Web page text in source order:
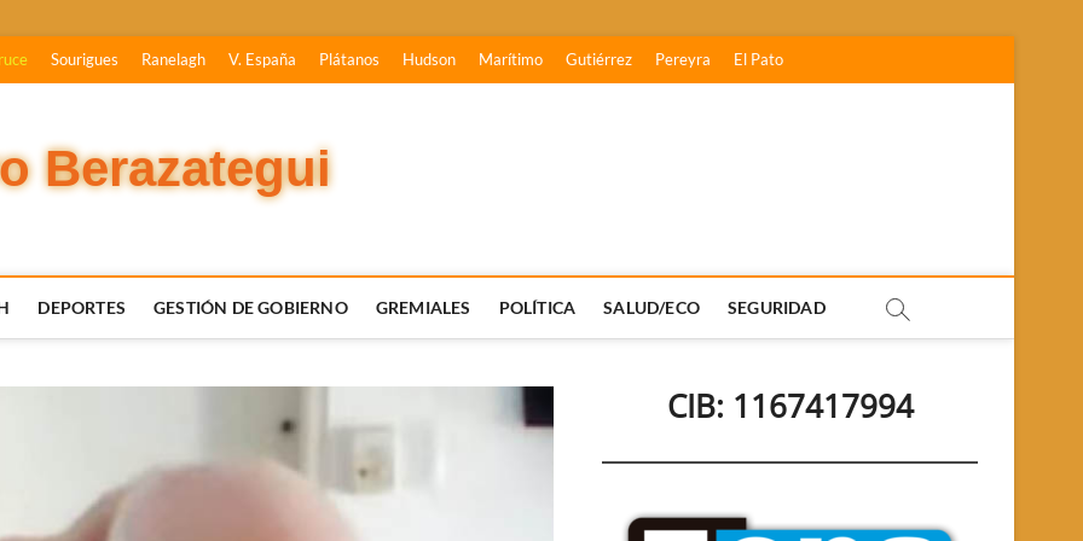
Sourigues Ranelagh V. España Plátanos Hudson Marítimo Gutiérrez Pereyra El Pato
Berazategui
DEPORTES GESTIÓN DE GOBIERNO GREMIALES POLÍTICA SALUD/ECO SEGURIDAD
CIB: 1167417994